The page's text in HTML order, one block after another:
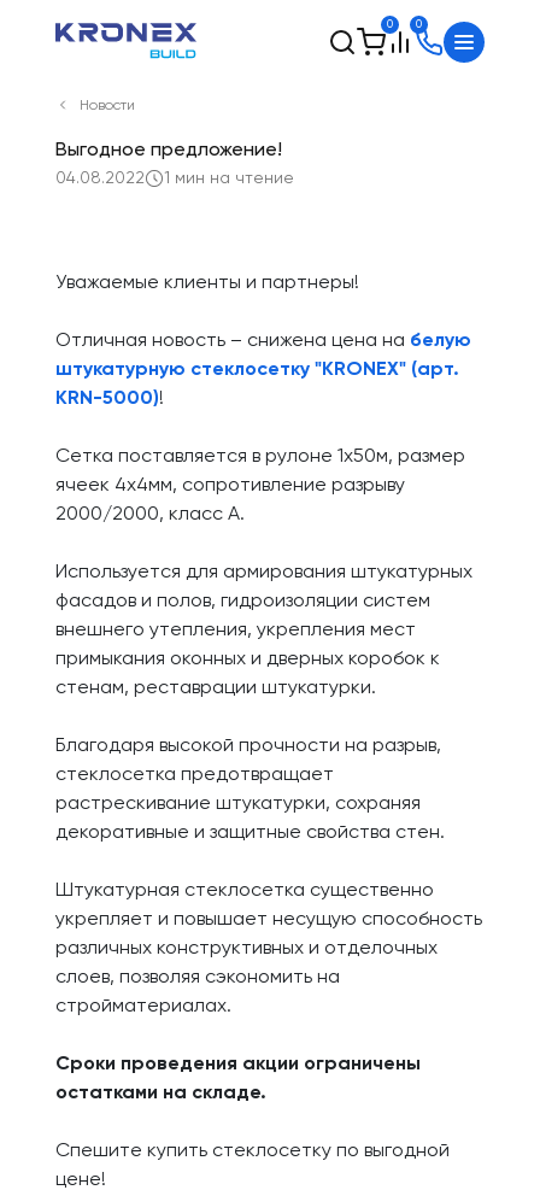
0 0
Новости
04.08.2022 1 мин на чтение
Выгодное предложение!
Уважаемые клиенты и партнеры!
Отличная новость – снижена цена на белую
штукатурную стеклосетку "KRONEX" (арт.
KRN-5000)!
Сетка поставляется в рулоне 1х50м, размер
ячеек 4х4мм, сопротивление разрыву
2000/2000, класс А.
Используется для армирования штукатурных
фасадов и полов, гидроизоляции систем
внешнего утепления, укрепления мест
примыкания оконных и дверных коробок к
стенам, реставрации штукатурки.
Благодаря высокой прочности на разрыв,
стеклосетка предотвращает
растрескивание штукатурки, сохраняя
декоративные и защитные свойства стен.
Штукатурная стеклосетка существенно
укрепляет и повышает несущую способность
различных конструктивных и отделочных
слоев, позволяя сэкономить на
стройматериалах.
Сроки проведения акции ограничены
остатками на складе.
Спешите купить стеклосетку по выгодной
цене!